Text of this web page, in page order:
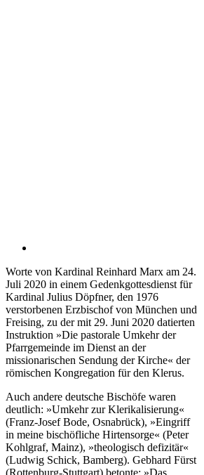
Worte von Kardinal Reinhard Marx am 24.
Juli 2020 in einem Gedenkgottesdienst für
Kardinal Julius Döpfner, den 1976
verstorbenen Erzbischof von München und
Freising, zu der mit 29. Juni 2020 datierten
Instruktion »Die pastorale Umkehr der
Pfarrgemeinde im Dienst an der
missionarischen Sendung der Kirche« der
römischen Kongregation für den Klerus.
Auch andere deutsche Bischöfe waren
deutlich: »Umkehr zur Klerikalisierung«
(Franz-Josef Bode, Osnabrück), »Eingriff
in meine bischöfliche Hirtensorge« (Peter
Kohlgraf, Mainz), »theologisch defizitär«
(Ludwig Schick, Bamberg). Gebhard Fürst
(Rottenburg-Stuttgart) betonte: »Das